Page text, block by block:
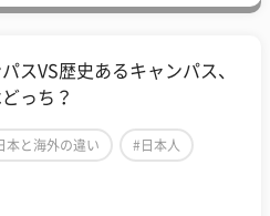
スVS歴史あるキャンパス、
っち？
本と海外の違い #日本人